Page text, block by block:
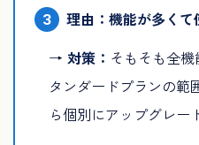
3 理由：機能が多くて
→ 対策： そもそも全
タンダードプランの範
ら個別にアップグレー